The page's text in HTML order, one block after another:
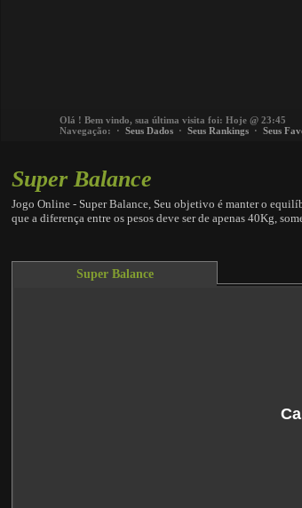
Olá ! Bem vindo, sua última visita foi: Hoje @ 23:45
Navegação: · Seus Dados · Seus Rankings · Seus
Super Balance
Jogo Online - Super Balance, Seu objetivo é manter o
que a diferença entre os pesos deve ser de apenas 40Kg,
Super Balance